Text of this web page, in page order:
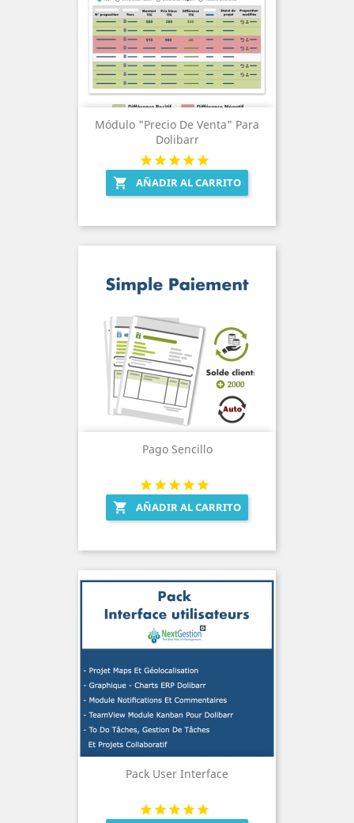
Módulo "Precio De Venta" Para
Dolibarr
 AÑADIR AL CARRITO
Pago Sencillo
 AÑADIR AL CARRITO
Pack User Interface